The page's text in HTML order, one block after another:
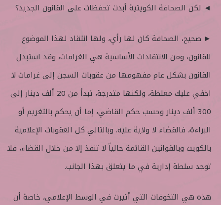
◄ لكن الصحافة الكويتية أبدت تحفظات على القانون الجديد؟
► صحيح، الصحافة كان لها رأي، ولها انتقاد لهذا الموضوع
للقانون، ومن الانتقادات الأساسية هي الغرامات، وقد استبدل
القانون بشكل عام مفهومها من عقوبات السجن إلى غرامات لا
اخفي عليك مغلظة، ولكنها متدرجة، تبدأ من 20 ألف دينار إلى
300 ألف دينار وحسب حكم القاضي، إما أن يحكم بالتغريم أو
البراءة، فالقضاء لا ولاية عليه. وبالتالي كل العقوبات الإعلامية
بالكويت وبالقوانين القائمة حالياً لا تنفذ إلا من خلال القضاء، فلا
توجد سلطة إدارية في ما يتعلق بهذا الجانب.
هذه هي التخوفات التي أثيرت في الوسط الإعلامي، خاصة أن